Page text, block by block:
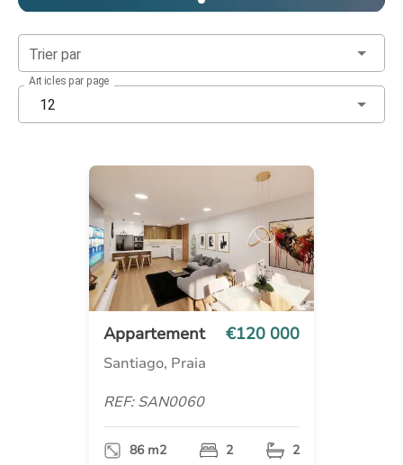
Trier par
12
Articles par page
Appartement €120 000
Santiago, Praia
REF: SAN0060
86 m2 2 2